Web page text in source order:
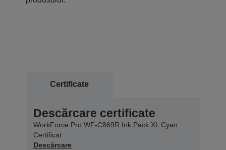
Certificate
Descărcare certificate
WorkForce Pro WF-C869R Ink Pack XL Cyan
Certificat
Descărcare